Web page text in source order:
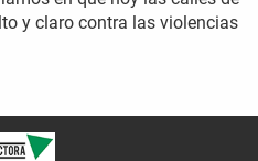
y claro contra las violencias